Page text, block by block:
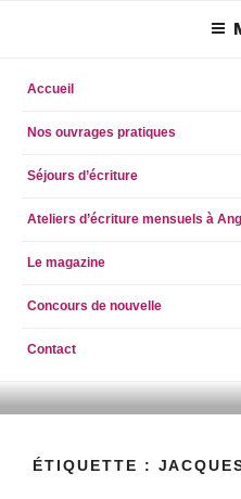
principal
Accueil
Nos ouvrages pratiques
Séjours d’écriture
Ateliers d’écriture mensuels à
Le magazine
Concours de nouvelle
Contact
ECRIRE
ÉTIQUETTE :